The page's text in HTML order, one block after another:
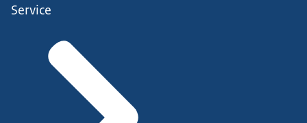
Service